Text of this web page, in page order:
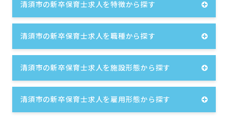
清須市の新卒保育士求人を特徴から探す
清須市の新卒保育士求人を職種から探す
清須市の新卒保育士求人を施設形態から探す
清須市の新卒保育士求人を雇用形態から探す